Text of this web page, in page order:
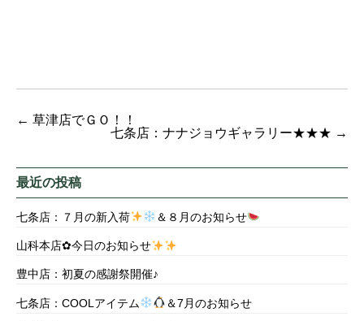
← 草津店でＧＯ！！
七条店：ナナジョウギャラリー★★★ →
最近の投稿
七条店：７月の新入荷 ＆８月のお知らせ
山科本店✿今日のお知らせ
豊中店：初夏の感謝祭開催♪
七条店：COOLアイテム ＆7月のお知らせ